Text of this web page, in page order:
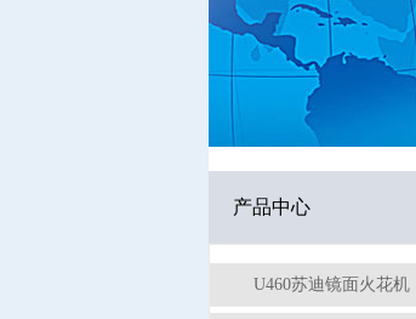
产品中心
U460苏迪镜面火花机